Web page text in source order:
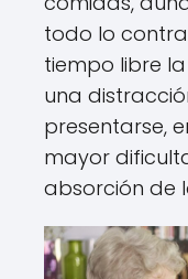
todo lo
tiempo libre
una
presentarse,
mayor
absorción de